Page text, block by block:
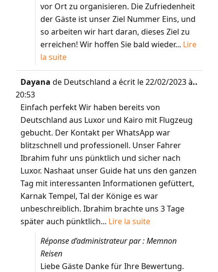
vor Ort zu organisieren. Die Zufriedenheit
der Gäste ist unser Ziel Nummer Eins, und
so arbeiten wir hart daran, dieses Ziel zu
erreichen! Wir hoffen Sie bald wieder... Lire
la suite
Dayanade Deutschland a écrit le22/02/2023 à
20:53
Einfach perfekt Wir haben bereits von
Deutschland aus Luxor und Kairo mit Flugzeug
gebucht. Der Kontakt per WhatsApp war
blitzschnell und professionell. Unser Fahrer
Ibrahim fuhr uns pünktlich und sicher nach
Luxor. Nashaat unser Guide hat uns den ganzen
Tag mit interessanten Informationen gefüttert,
Karnak Tempel, Tal der Könige es war
unbeschreiblich. Ibrahim brachte uns 3 Tage
später auch pünktlich... Lire la suite
Réponse d’administrateur par : Memnon
Reisen
Liebe Gäste Danke für Ihre Bewertung.
...